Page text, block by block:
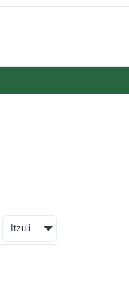
Itzuli